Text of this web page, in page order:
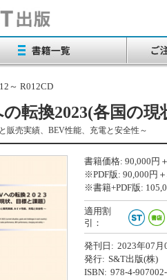
～ R012CD
転換2023(各国の現
販売実績、BEV性能、充電と安全性～
書籍価格: 90,000 円
※PDF版: 90,000 円
※書籍+PDF版:
適用割
引：
発刊日: 2023年07月
発行: S&T出版(株)
ISBN: 978-4-